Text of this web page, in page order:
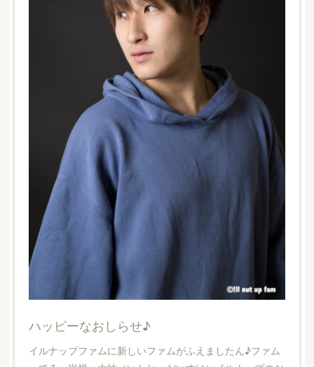
ハッピーなおしらせ♪
イルナップファムに新しいファムがふえましたん♪ファム